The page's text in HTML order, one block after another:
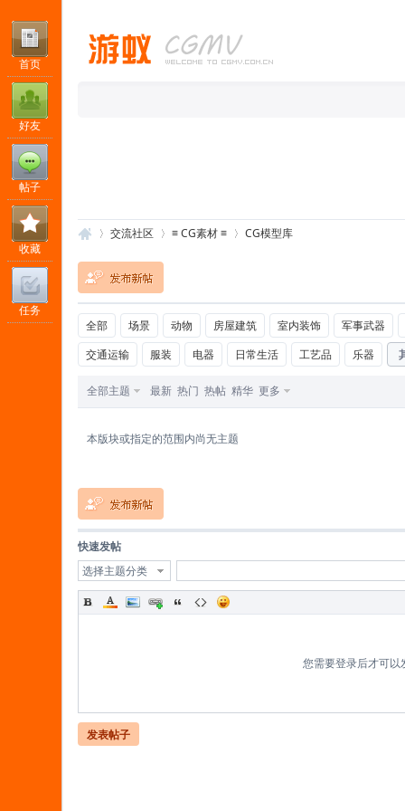
首页
好友
帖子
收藏
任务 游
蚁
»
交流社区
›
≡ CG素材 ≡
›
CG模型库
全部 场景 动物 房屋建筑 室内装饰
军事武器
交通运输
服装 电器 日常生活 工艺品 乐器
全部主题 最新 热门 热帖 精华 更多
本版块或指定的范围内尚无主题
快速发帖
选择主题分类
您需要登录后才可
发表帖子